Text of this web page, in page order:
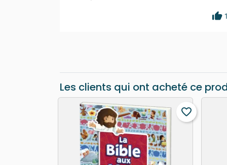
thumb_up 1
Les clients qui ont acheté ce
favorite_border